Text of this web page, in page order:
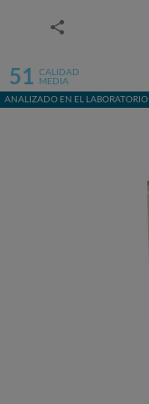
51 CALIDAD
MEDIA
ANALIZADO EN EL LABORATORIO